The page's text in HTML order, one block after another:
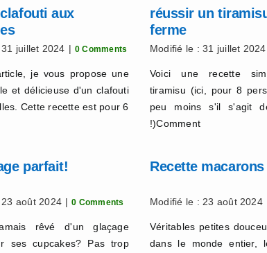
aux
juillet 2024 | 0 Comments
je vous propose une
et délicieuse d'un clafouti
Cette recette est pour 6
réussir un
ferme
Modifié le : 31 juillet 2024
Voici une recette
tiramisu (ici, pour 8
peu moins s'il s'agit
!)Comment
parfait!
août 2024 | 0 Comments
rêvé d'un glaçage
ses cupcakes? Pas trop
Recette
Modifié le : 23 août 2024
Véritables petites
dans le monde entier,